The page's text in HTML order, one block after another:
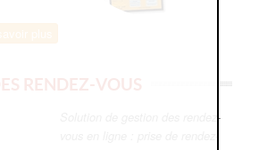
RENDEZ-VOUS
Solution de gestion des rendez-